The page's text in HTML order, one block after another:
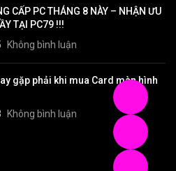
CẤP PC THÁNG 8 NÀY – NHẬN ƯU
TẠI PC79 !!!
Không bình luận
gặp phải khi mua Card màn hình
Không bình luận